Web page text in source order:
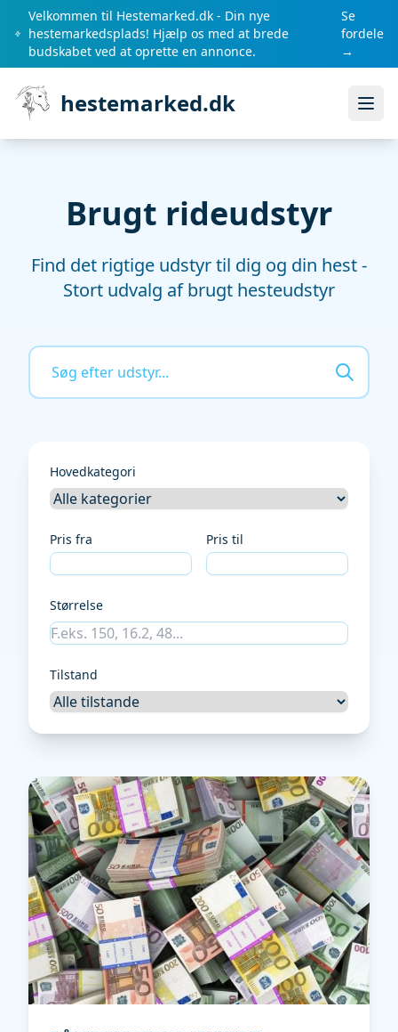
Velkommen til Hestemarked.dk - Din nye
hestemarkedsplads! Hjælp os med at brede
budskabet ved at oprette en annonce.
Se
fordele
→
hestemarked.dk Åbn
Brugt rideudstyr
Find det rigtige udstyr til dig og din hest -
Stort udvalg af brugt hesteudstyr
Hovedkategori
Pris fra Pris til
Størrelse
Tilstand